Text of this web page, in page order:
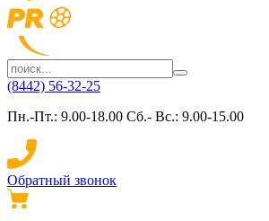
(8442) 56-32-25
Пн.-Пт.: 9.00-18.00 Сб.- Вс.: 9.00-15.00
Обратный звонок